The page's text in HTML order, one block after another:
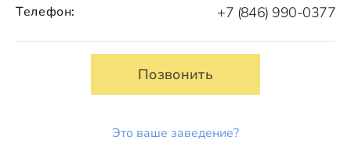
Телефон: +7 (846) 990-0377
Позвонить
Это ваше заведение?